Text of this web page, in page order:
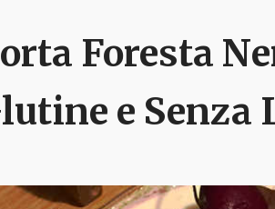
Foresta
e